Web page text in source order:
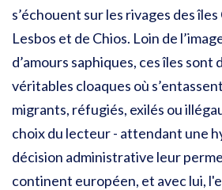
s’échouent sur les rivages des
Lesbos et de Chios. Loin de
d’amours saphiques, ces îles sont
véritables cloaques où
migrants, réfugiés, exilés ou
choix du lecteur - attendant une
décision administrative leur
continent européen, et avec lui,